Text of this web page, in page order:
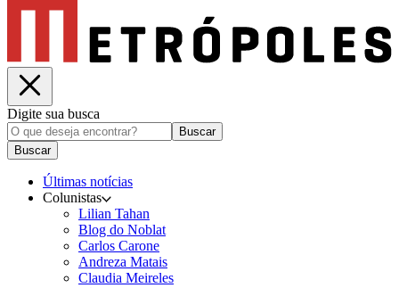
Digite sua busca
Buscar
Buscar
Últimas notícias
Colunistas
Lilian Tahan
Blog do Noblat
Carlos Carone
Andreza Matais
Claudia Meireles